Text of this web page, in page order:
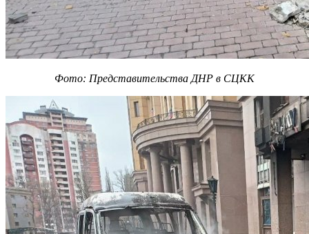
Фото: Представительства ДНР в СЦКК